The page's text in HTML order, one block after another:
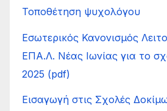
Τοποθέτηση ψυχολόγου
Εσωτερικός Κανονισμός
ΕΠΑ.Λ. Νέας Ιωνίας για το
2025 (pdf)
Εισαγωγή στις Σχολές